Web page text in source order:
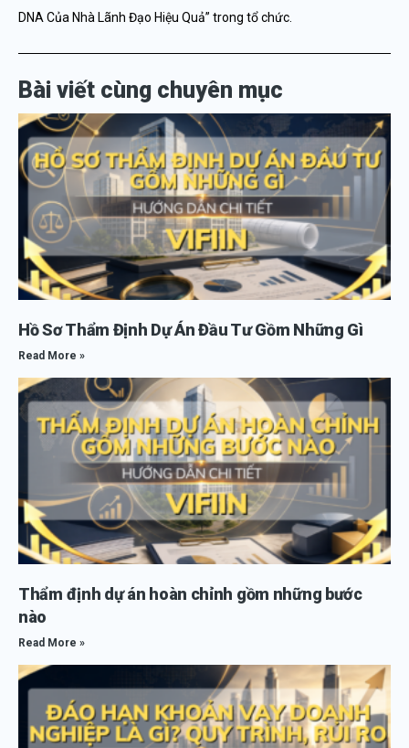
DNA Của Nhà Lãnh Đạo Hiệu Quả” trong tổ chức.
Bài viết cùng chuyên mục
Hồ Sơ Thẩm Định Dự Án Đầu Tư Gồm Những Gì
Read More »
Thẩm định dự án hoàn chỉnh gồm những bước
nào
Read More »